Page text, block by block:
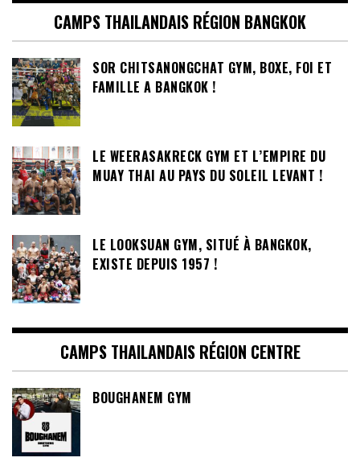
CAMPS THAILANDAIS RÉGION BANGKOK
SOR CHITSANONGCHAT GYM, BOXE, FOI ET
FAMILLE A BANGKOK !
LE WEERASAKRECK GYM ET L’EMPIRE DU
MUAY THAI AU PAYS DU SOLEIL LEVANT !
LE LOOKSUAN GYM, SITUÉ À BANGKOK,
EXISTE DEPUIS 1957 !
CAMPS THAILANDAIS RÉGION CENTRE
BOUGHANEM GYM